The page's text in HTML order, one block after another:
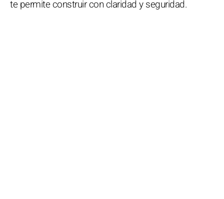
te permite construir con claridad y seguridad.